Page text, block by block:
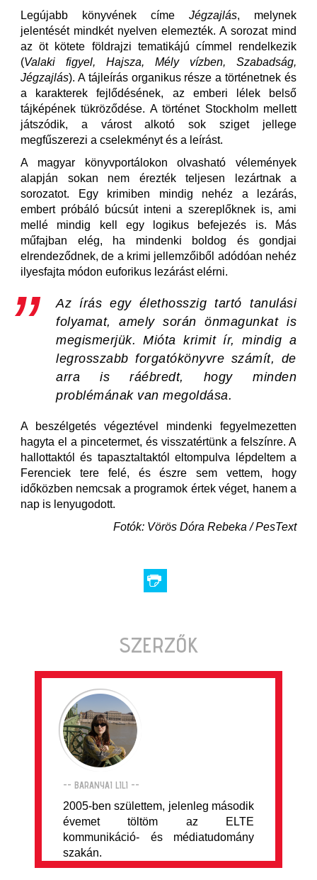
Legújabb könyvének címe Jégzajlás, melynek
jelentését mindkét nyelven elemezték. A sorozat mind
az öt kötete földrajzi tematikájú címmel rendelkezik
(Valaki figyel, Hajsza, Mély vízben, Szabadság,
Jégzajlás). A tájleírás organikus része a történetnek és
a karakterek fejlődésének, az emberi lélek belső
tájképének tükröződése. A történet Stockholm mellett
játszódik, a várost alkotó sok sziget jellege
megfűszerezi a cselekményt és a leírást.
A magyar könyvportálokon olvasható vélemények
alapján sokan nem érezték teljesen lezártnak a
sorozatot. Egy krimiben mindig nehéz a lezárás,
embert próbáló búcsút inteni a szereplőknek is, ami
mellé mindig kell egy logikus befejezés is. Más
műfajban elég, ha mindenki boldog és gondjai
elrendeződnek, de a krimi jellemzőiből adódóan nehéz
ilyesfajta módon euforikus lezárást elérni.
Az írás egy élethosszig tartó tanulási
folyamat, amely során önmagunkat is
megismerjük. Mióta krimit ír, mindig a
legrosszabb forgatókönyvre számít, de
arra is ráébredt, hogy minden
problémának van megoldása.
A beszélgetés végeztével mindenki fegyelmezetten
hagyta el a pincetermet, és visszatértünk a felszínre. A
hallottaktól és tapasztaltaktól eltompulva lépdeltem a
Ferenciek tere felé, és észre sem vettem, hogy
időközben nemcsak a programok értek véget, hanem a
nap is lenyugodott.
Fotók: Vörös Dóra Rebeka / PesText
SZERZŐK
-- BARANYAI LILI --
2005-ben születtem, jelenleg második
évemet töltöm az ELTE
kommunikáció- és médiatudomány
szakán.